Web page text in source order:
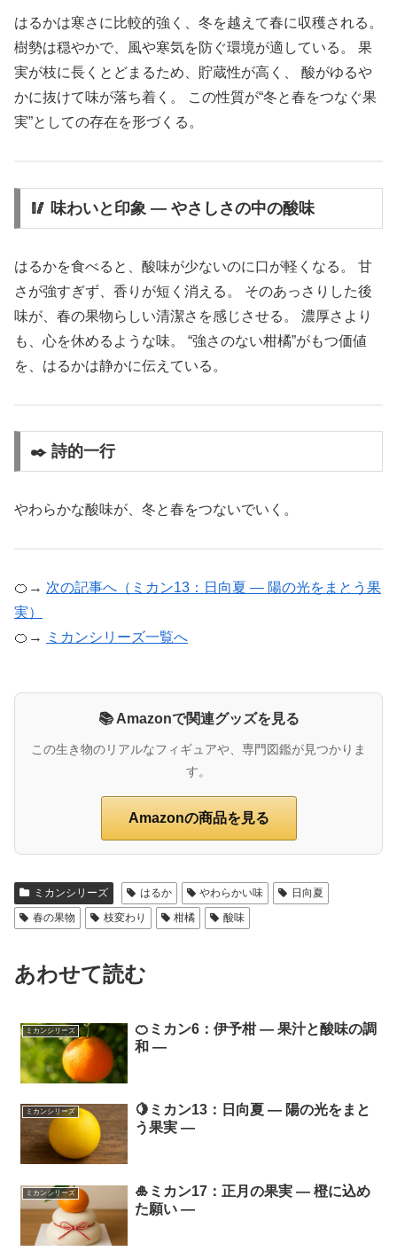
はるかは寒さに比較的強く、冬を越えて春に収穫される。
樹勢は穏やかで、風や寒気を防ぐ環境が適している。 果
実が枝に長くとどまるため、貯蔵性が高く、 酸がゆるや
かに抜けて味が落ち着く。 この性質が“冬と春をつなぐ果
実”としての存在を形づくる。
🥢 味わいと印象 ― やさしさの中の酸味
はるかを食べると、酸味が少ないのに口が軽くなる。 甘
さが強すぎず、香りが短く消える。 そのあっさりした後
味が、春の果物らしい清潔さを感じさせる。 濃厚さより
も、心を休めるような味。 “強さのない柑橘”がもつ価値
を、はるかは静かに伝えている。
✒️ 詩的一行
やわらかな酸味が、冬と春をつないでいく。
🍊→ 次の記事へ（ミカン13：日向夏 ― 陽の光をまとう果
実）
🍊→
ミカンシリーズ一覧へ
📚 Amazonで関連グッズを見る
この生き物のリアルなフィギュアや、専門図鑑が見つかりま
す。
Amazonの商品を見る
ミカンシリーズ はるか やわらかい味
日向夏
春の果物
枝変わり 柑橘 酸味
あわせて読む
ミカンシリーズ
🍊ミカン6：伊予柑 ― 果汁と酸味の調
和 ―
ミカンシリーズ
🍋ミカン13：日向夏 ― 陽の光をまと
う果実 ―
ミカンシリーズ
🎍ミカン17：正月の果実 ― 橙に込め
た願い ―